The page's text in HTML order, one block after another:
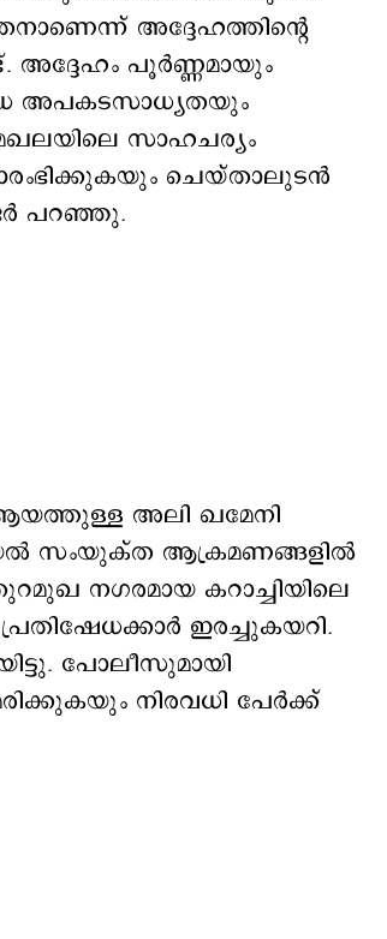
അദ്ദേഹത്തിന്‍റെ
അദ്ദേഹം പൂർണ്ണമായും
അപകടസാധ്യതയും
സാഹചര്യം
ചെയ്താലുടൻ
പറഞ്ഞു.
അലി ഖമേനി
സംയുക്ത ആക്രമണങ്ങളിൽ
നഗരമായ കറാച്ചിയിലെ
ഇരച്ചുകയറി.
പോലീസുമായി
നിരവധി പേർക്ക്